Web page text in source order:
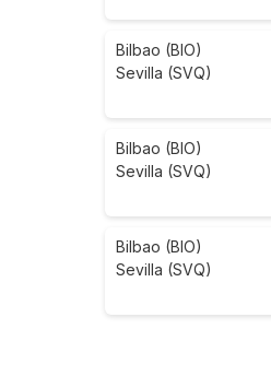
Bilbao (BIO)
Sevilla (SVQ)
Bilbao (BIO)
Sevilla (SVQ)
Bilbao (BIO)
Sevilla (SVQ)